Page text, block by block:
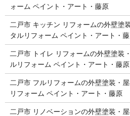
ォーム ペイント・アート・藤原
二戸市 キッチン リフォームの外壁塗
タルリフォーム ペイント・アート・
二戸市 トイレ リフォームの外壁塗装
ルリフォーム ペイント・アート・藤原
二戸市 フルリフォームの外壁塗装・
リフォーム ペイント・アート・藤原
二戸市 リノベーションの外壁塗装・